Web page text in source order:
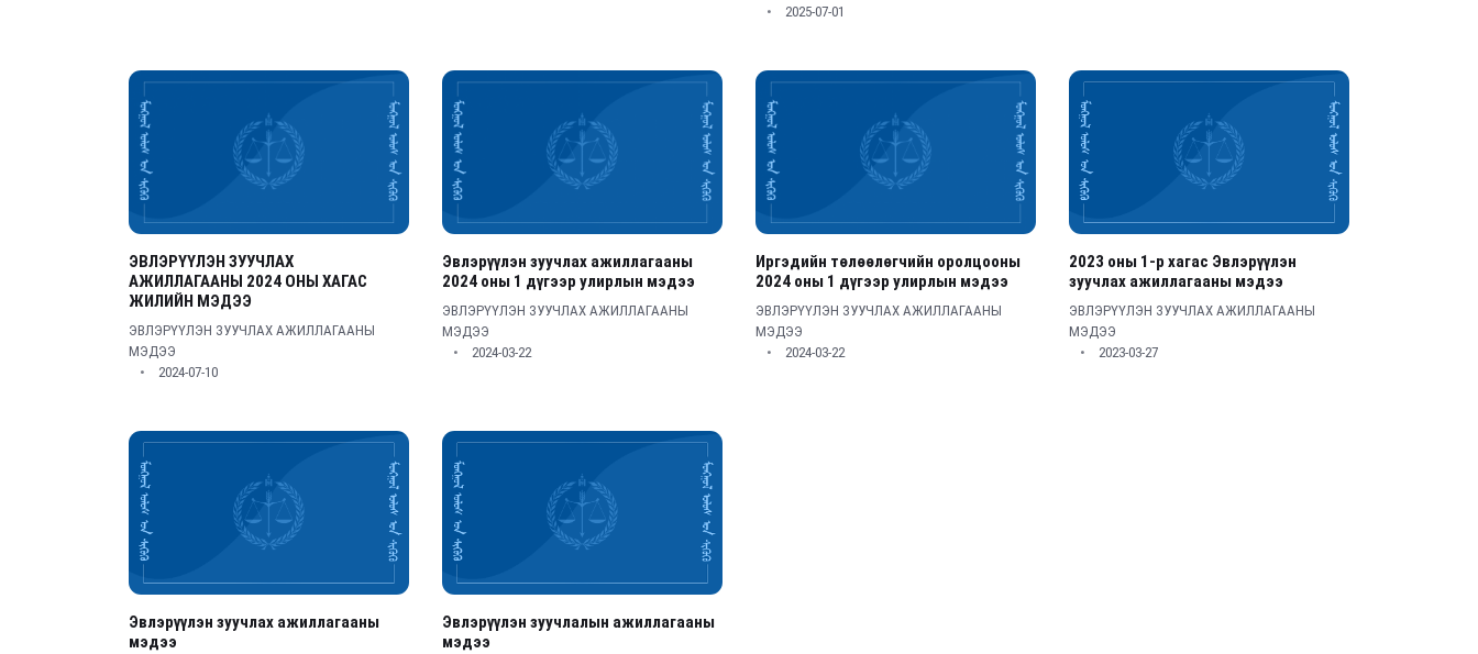
2025-07-01
ЭВЛЭРҮҮЛЭН ЗУУЧЛАХ
АЖИЛЛАГААНЫ 2024 ОНЫ ХАГАС
ЖИЛИЙН МЭДЭЭ
ЭВЛЭРҮҮЛЭН ЗУУЧЛАХ АЖИЛЛАГААНЫ
МЭДЭЭ
2024-07-10
Эвлэрүүлэн зуучлах ажиллагааны
2024 оны 1 дүгээр улирлын мэдээ
ЭВЛЭРҮҮЛЭН ЗУУЧЛАХ АЖИЛЛАГААНЫ
МЭДЭЭ
2024-03-22
Иргэдийн төлөөлөгчийн оролцооны
2024 оны 1 дүгээр улирлын мэдээ
ЭВЛЭРҮҮЛЭН ЗУУЧЛАХ АЖИЛЛАГААНЫ
МЭДЭЭ
2024-03-22
2023 оны 1-р хагас Эвлэрүүлэн
зуучлах ажиллагааны мэдээ
ЭВЛЭРҮҮЛЭН ЗУУЧЛАХ АЖИЛЛАГААНЫ
МЭДЭЭ
2023-03-27
Эвлэрүүлэн зуучлах ажиллагааны
мэдээ
Эвлэрүүлэн зуучлалын ажиллагааны
мэдээ